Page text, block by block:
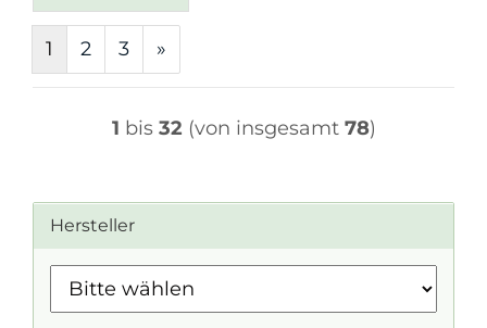
1 2 3 »
1 bis 32 (von insgesamt 78)
Hersteller